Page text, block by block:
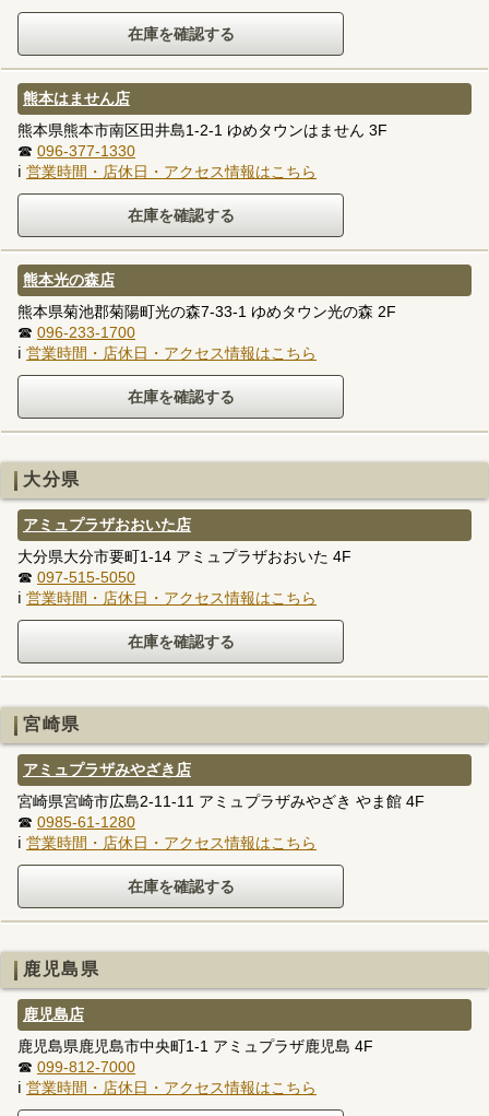
熊本はません店
熊本県熊本市南区田井島1-2-1 ゆめタウンはません 3F
☎ 096-377-1330
ℹ 営業時間・店休日・アクセス情報はこちら
熊本光の森店
熊本県菊池郡菊陽町光の森7-33-1 ゆめタウン光の森 2F
☎ 096-233-1700
ℹ 営業時間・店休日・アクセス情報はこちら
大分県
アミュプラザおおいた店
大分県大分市要町1-14 アミュプラザおおいた 4F
☎ 097-515-5050
ℹ 営業時間・店休日・アクセス情報はこちら
宮崎県
アミュプラザみやざき店
宮崎県宮崎市広島2-11-11 アミュプラザみやざき やま館 4F
☎ 0985-61-1280
ℹ 営業時間・店休日・アクセス情報はこちら
鹿児島県
鹿児島店
鹿児島県鹿児島市中央町1-1 アミュプラザ鹿児島 4F
☎ 099-812-7000
ℹ 営業時間・店休日・アクセス情報はこちら